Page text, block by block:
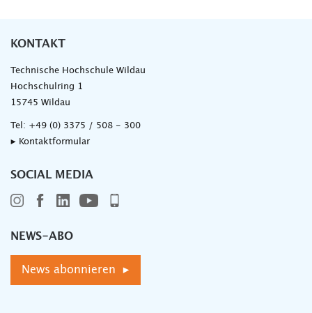
KONTAKT
Technische Hochschule Wildau
Hochschulring 1
15745 Wildau
Tel: +49 (0) 3375 / 508 - 300
▸ Kontaktformular
SOCIAL MEDIA
NEWS-ABO
News abonnieren ▸